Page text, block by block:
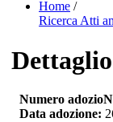
Home /
Ricerca Atti
Numero
Data adozione: